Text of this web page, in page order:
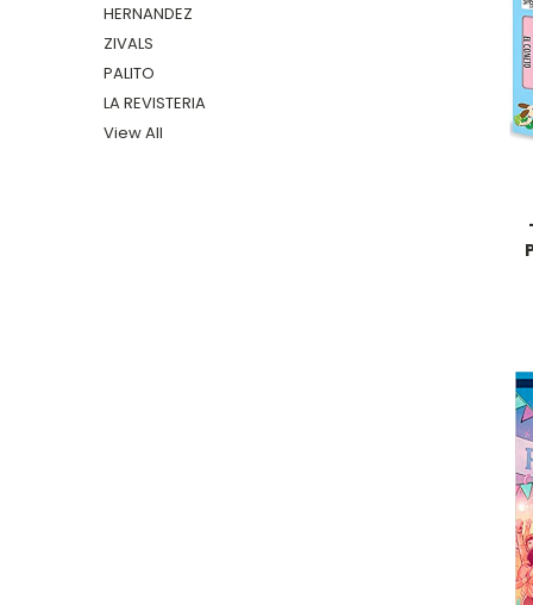
HERNANDEZ
ZIVALS
PALITO
LA REVISTERIA
View All